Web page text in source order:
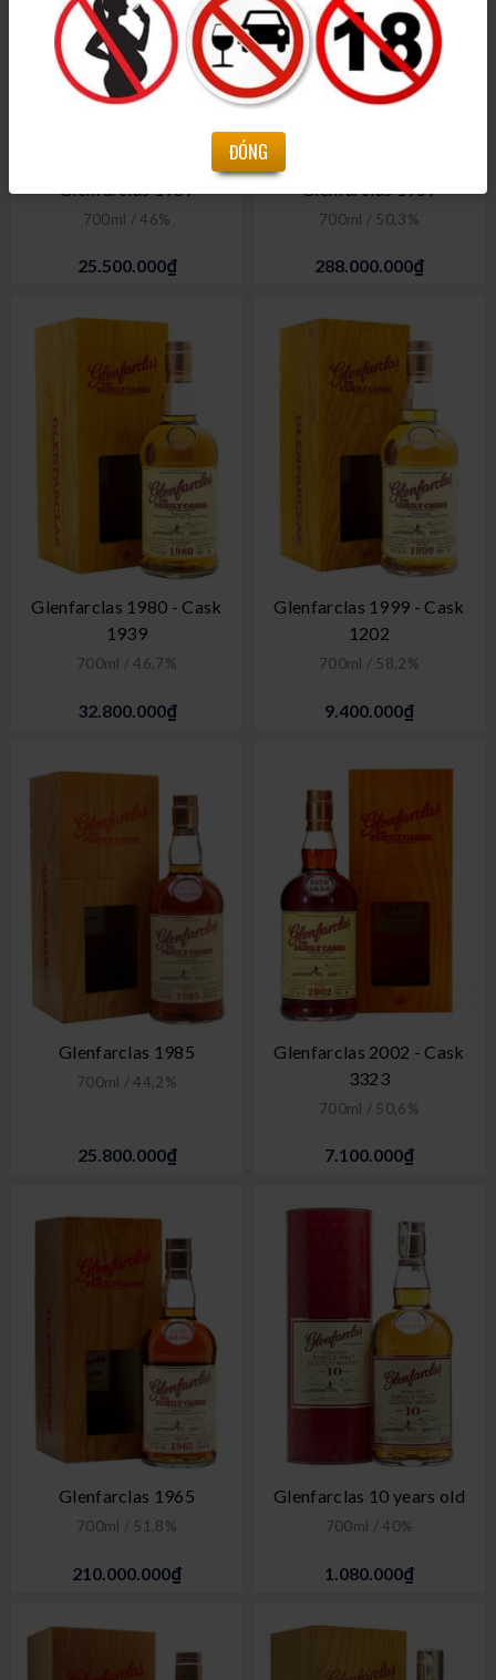
700ml / 46%
25.500.000₫
700ml / 50,3%
288.000.000₫
Glenfarclas 1980 - Cask
1939
700ml / 46,7%
32.800.000₫
Glenfarclas 1999 - Cask
1202
700ml / 58,2%
9.400.000₫
Glenfarclas 1985
700ml / 44,2%
25.800.000₫
Glenfarclas 2002 - Cask
3323
700ml / 50,6%
7.100.000₫
Glenfarclas 1965
700ml / 51,8%
210.000.000₫
Glenfarclas 10 years old
700ml / 40%
1.080.000₫
ĐÓNG